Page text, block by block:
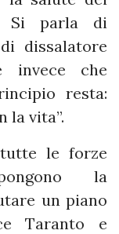
Si parla di
dissalatore
invece che
resta:
la vita”.
tutte le forze
la
un piano
Taranto e